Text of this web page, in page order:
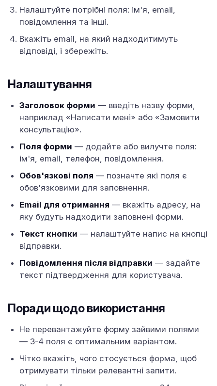
Налаштуйте потрібні поля: ім'я, email,
повідомлення та інші.
Вкажіть email, на який надходитимуть
відповіді, і збережіть.
Налаштування
Заголовок форми — введіть назву форми,
наприклад «Написати мені» або «Замовити
консультацію».
Поля форми — додайте або вилучте поля:
ім'я, email, телефон, повідомлення.
Обов'язкові поля — позначте які поля є
обов'язковими для заповнення.
Email для отримання — вкажіть адресу, на
яку будуть надходити заповнені форми.
Текст кнопки — налаштуйте напис на кнопці
відправки.
Повідомлення після відправки — задайте
текст підтвердження для користувача.
Поради щодо використання
Не перевантажуйте форму зайвими полями
— 3-4 поля є оптимальним варіантом.
Чітко вкажіть, чого стосується форма, щоб
отримувати тільки релевантні запити.